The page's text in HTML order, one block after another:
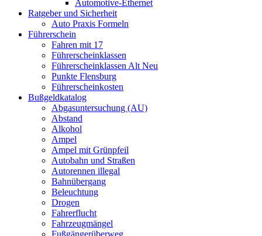
Automotive-Ethernet
Ratgeber und Sicherheit
Auto Praxis Formeln
Führerschein
Fahren mit 17
Führerscheinklassen
Führerscheinklassen Alt Neu
Punkte Flensburg
Führerscheinkosten
Bußgeldkatalog
Abgasuntersuchung (AU)
Abstand
Alkohol
Ampel
Ampel mit Grünpfeil
Autobahn und Straßen
Autorennen illegal
Bahnübergang
Beleuchtung
Drogen
Fahrerflucht
Fahrzeugmängel
Fußgängerüberweg